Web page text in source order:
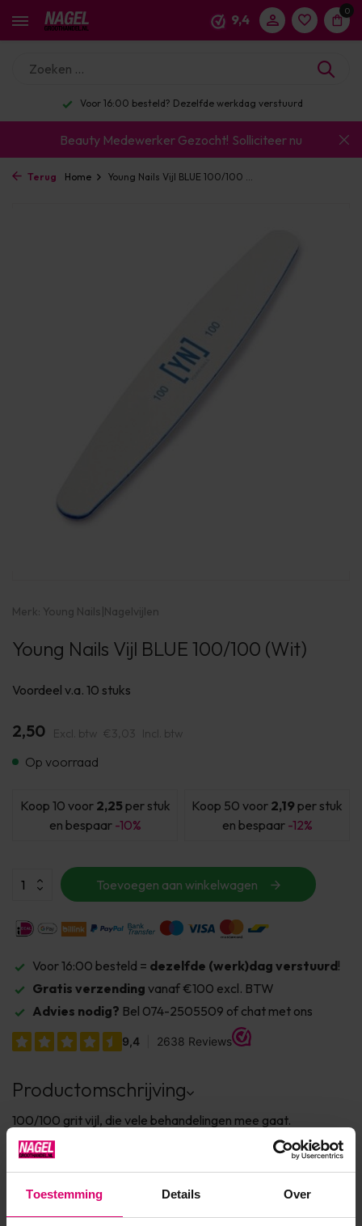
Toestemming Details Over
9,4
0
Enorm assortiment & alle bekende merken
Beauty Medewerker Gezocht! Solliciteer nu
Terug Home Young Nails Vijl BLUE 100/100 ...
Merk: Young Nails|Nagelvijlen
Young Nails Vijl BLUE 100/100 (Wit)
Voordeel v.a. 10 stuks
2,50 Excl. btw €3,03 Incl. btw
Op voorraad
Koop 10 voor 2,25per stuk
en bespaar -10%
Koop 50 voor 2,19per stuk
en bespaar -12%
Toevoegen aan winkelwagen
Voor 16:00 besteld = dezelfde (werk)dag verstuurd!
Gratis verzending vanaf €100 excl. BTW
Advies nodig? Bel 074-2505509 of chat met ons
Productomschrijving
100/100 grit vijl, die vele behandelingen mee gaat.
Ergonomisch gevormd, met hard middenstuk waardoor de
vijl minder makkelijk buigt. De vijlen zijn geschikt om te
reinigen